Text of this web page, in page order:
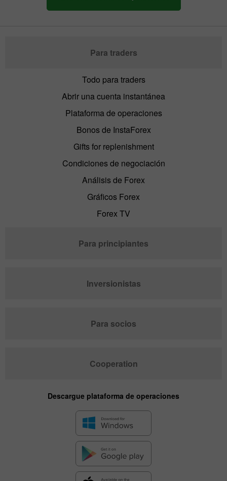
Para traders
Todo para traders
Abrir una cuenta instantánea
Plataforma de operaciones
Bonos de InstaForex
Gifts for replenishment
Condiciones de negociación
Análisis de Forex
Gráficos Forex
Forex TV
Para principiantes
Inversionistas
Para socios
Cooperation
Descargue plataforma de operaciones